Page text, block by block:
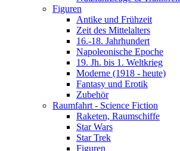
Figuren
Antike und Frühzeit
Zeit des Mittelalters
16.-18. Jahrhundert
Napoleonische Epoche
19. Jh. bis 1. Weltkrieg
Moderne (1918 - heute)
Fantasy und Erotik
Zubehör
Raumfahrt - Science Fiction
Raketen, Raumschiffe
Star Wars
Star Trek
Figuren